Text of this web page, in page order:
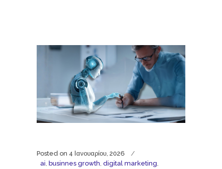
Posted on 4 Ιανουαρίου, 2026
ai, businnes growth, digital marketing,